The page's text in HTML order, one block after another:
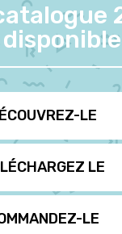
LE
LE
LE